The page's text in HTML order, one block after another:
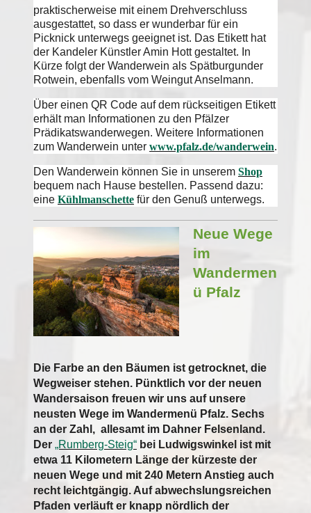
praktischerweise mit einem Drehverschluss
ausgestattet, so dass er wunderbar für ein
Picknick unterwegs geeignet ist. Das Etikett hat
der Kandeler Künstler Amin Hott gestaltet. In
Kürze folgt der Wanderwein als Spätburgunder
Rotwein, ebenfalls vom Weingut Anselmann.
Über einen QR Code auf dem rückseitigen Etikett
erhält man Informationen zu den Pfälzer
Prädikatswanderwegen. Weitere Informationen
zum Wanderwein unter www.pfalz.de/wanderwein.
Den Wanderwein können Sie in unserem Shop
bequem nach Hause bestellen. Passend dazu:
eine Kühlmanschette für den Genuß unterwegs.
Neue Wege
im
Wandermen
ü Pfalz
Die Farbe an den Bäumen ist getrocknet, die
Wegweiser stehen. Pünktlich vor der neuen
Wandersaison freuen wir uns auf unsere
neusten Wege im Wandermenü Pfalz. Sechs
an der Zahl, allesamt im Dahner Felsenland.
Der „Rumberg-Steig“ bei Ludwigswinkel ist mit
etwa 11 Kilometern Länge der kürzeste der
neuen Wege und mit 240 Metern Anstieg auch
recht leichtgängig. Auf abwechslungsreichen
Pfaden verläuft er knapp nördlich der